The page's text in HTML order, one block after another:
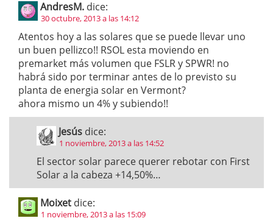
AndresM. dice:
30 octubre, 2013 a las 14:12
Atentos hoy a las solares que se puede llevar uno
un buen pellizco!! RSOL esta moviendo en
premarket más volumen que FSLR y SPWR! no
habrá sido por terminar antes de lo previsto su
planta de energia solar en Vermont?
ahora mismo un 4% y subiendo!!
Jesús dice:
1 noviembre, 2013 a las 14:52
El sector solar parece querer rebotar con First
Solar a la cabeza +14,50%…
Moixet dice:
1 noviembre, 2013 a las 15:09